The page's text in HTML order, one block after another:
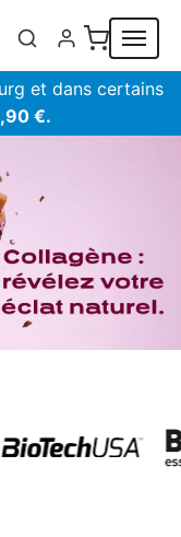
et dans certains
€.